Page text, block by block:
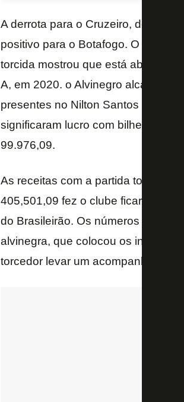
A derrota para o Cruzeiro, dentro
positivo para o Botafogo. O time
torcida mostrou que está
A, em 2020. o Alvinegro alcançou
presentes no Nilton Santos para
significaram lucro com bilheteria.
99.976,09.
As receitas com a partida
405,501,09 fez o clube ficar
do Brasileirão. Os números
alvinegra, que colocou os
torcedor levar um acompanhante de